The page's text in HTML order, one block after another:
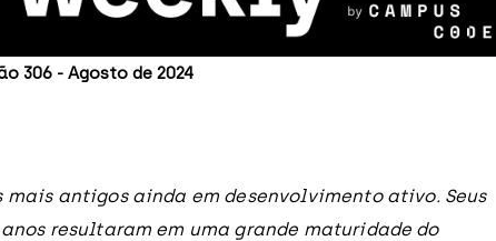
306 - Agosto de 2024
mais antigos ainda em desenvolvimento ativo. Seus
resultaram em uma grande maturidade do